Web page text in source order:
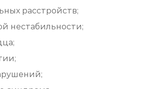
расстройств;
нестабильности;